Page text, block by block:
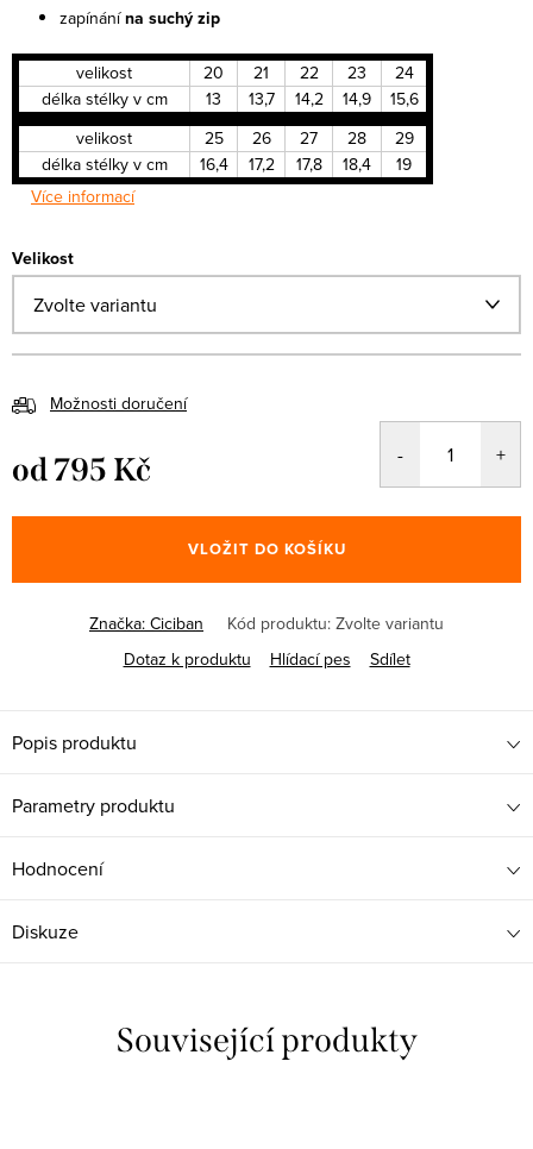
zapínánína suchý zip
velikost 20 21 22 23
24
délka stélky v cm
13 13,7 14,2 14,9
15,6
velikost
25 26 27 28
29
délka stélky v cm
16,4 17,2 17,8 18,4
19
Více informací
Velikost
Možnosti doručení
od795 Kč
cena:
VLOŽIT DO KOŠÍKU
Značka: Ciciban Kód produktu: Zvolte variantu
Dotaz k produktu
Hlídací pes Sdílet
Popis produktu
Parametry produktu
Hodnocení
Diskuze
Související produkty